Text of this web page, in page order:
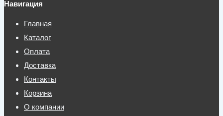
Навигация
Главная
Каталог
Оплата
Доставка
Контакты
Корзина
О компании